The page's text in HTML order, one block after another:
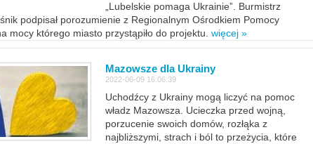
„Lubelskie pomaga Ukrainie”. Burmistrz
podpisał porozumienie z Regionalnym Ośrodkiem Pomocy
mocy którego miasto przystąpiło do projektu. więcej »
Mazowsze dla Ukrainy
2022-06-09 16:06:39
Uchodźcy z Ukrainy mogą liczyć na pomoc
władz Mazowsza. Ucieczka przed wojną,
porzucenie swoich domów, rozłąka z
najbliższymi, strach i ból to przeżycia, które